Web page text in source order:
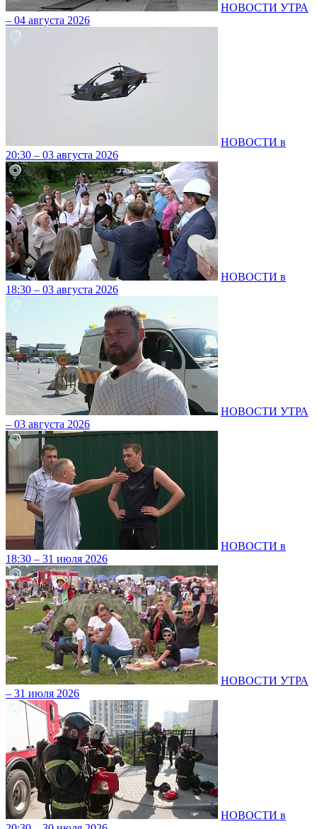
НОВОСТИ УТРА
– 04 августа 2026
НОВОСТИ в
20:30 – 03 августа 2026
НОВОСТИ в
18:30 – 03 августа 2026
НОВОСТИ УТРА
– 03 августа 2026
НОВОСТИ в
18:30 – 31 июля 2026
НОВОСТИ УТРА
– 31 июля 2026
НОВОСТИ в